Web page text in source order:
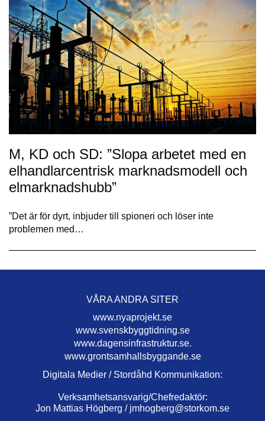
M, KD och SD: ”Slopa arbetet med en
elhandlarcentrisk marknadsmodell och
elmarknadshubb”
”Det är för dyrt, inbjuder till spioneri och löser inte
problemen med…
VÅRA ANDRA SITER
www.nyaprojekt.se
www.svenskbyggtidning.se
www.dagensinfrastruktur.se.
www.grontsamhallsbyggande.se
Digitala Medier / Stordåhd Kommunikation:
Verksamhetsansvarig/Chefredaktör:
Jon Mattias Högberg / jmhogberg@storkom.se